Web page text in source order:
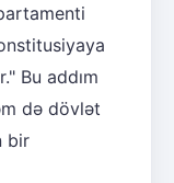
Bu addım
də dövlət
bir